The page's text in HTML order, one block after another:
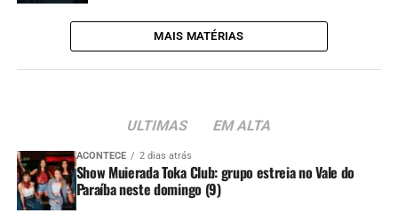
MAIS MATÉRIAS
ULTIMAS EM ALTA
ACONTECE 2 dias atrás
Show Muierada Toka Club: grupo estreia no Vale do
Paraíba neste domingo (9)